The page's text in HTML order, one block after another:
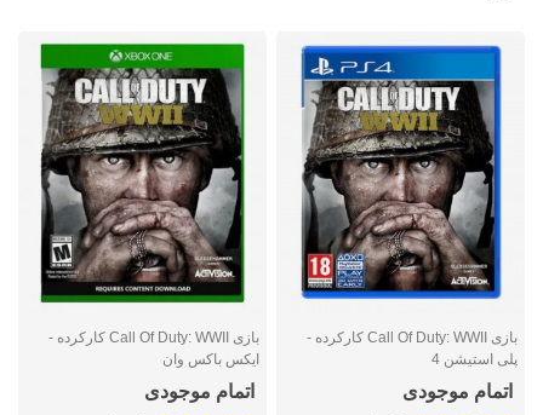
بازی Call Of Duty: WWII کارکرده -
پلی استیشن 4
اتمام موجودی
بازی Call Of Duty: WWII کارکرده -
ایکس باکس وان
اتمام موجودی